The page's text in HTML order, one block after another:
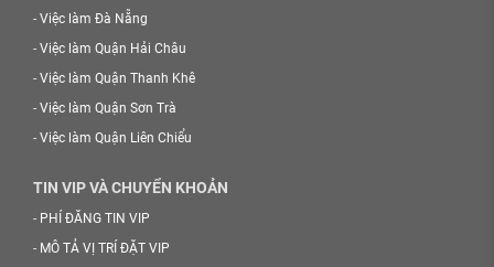
- Việc làm Đà Nẵng
- Việc làm Quận Hải Châu
- Việc làm Quận Thanh Khê
- Việc làm Quận Sơn Trà
- Việc làm Quận Liên Chiểu
TIN VIP VÀ CHUYỂN KHOẢN
- PHÍ ĐĂNG TIN VIP
- MÔ TẢ VỊ TRÍ ĐẶT VIP